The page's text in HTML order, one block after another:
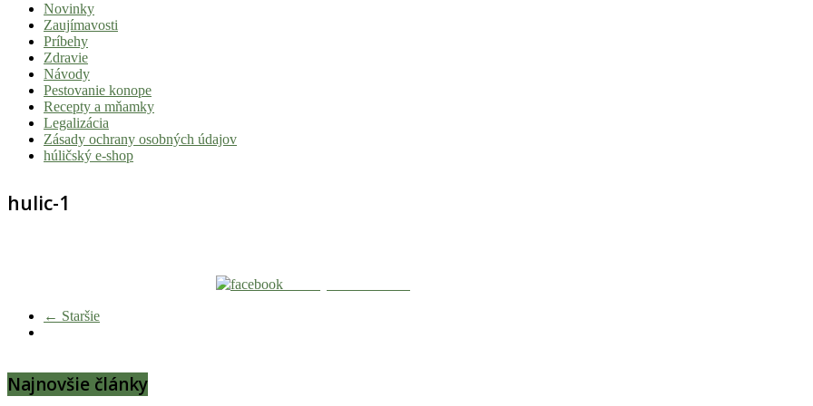
Tvoj
sprievodca
svetom
pohody
stoner
prináša
Novinky
Zaujímavosti
Príbehy
Zdravie
Návody
Pestovanie konope
Recepty a mňamky
Legalizácia
Zásady ochrany osobných údajov
húličský e-shop
hulic-1
← Staršie
Najnovšie články